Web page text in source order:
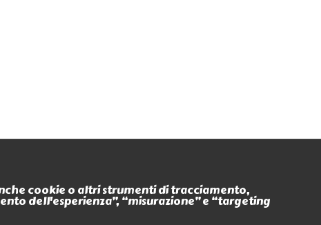
Eventi
cookie o altri strumenti di tracciamento,
dell'esperienza”, “misurazione” e “targeting